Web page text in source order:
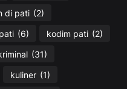
di pati (2)
(6) kodim pati (2)
(31)
kuliner (1)